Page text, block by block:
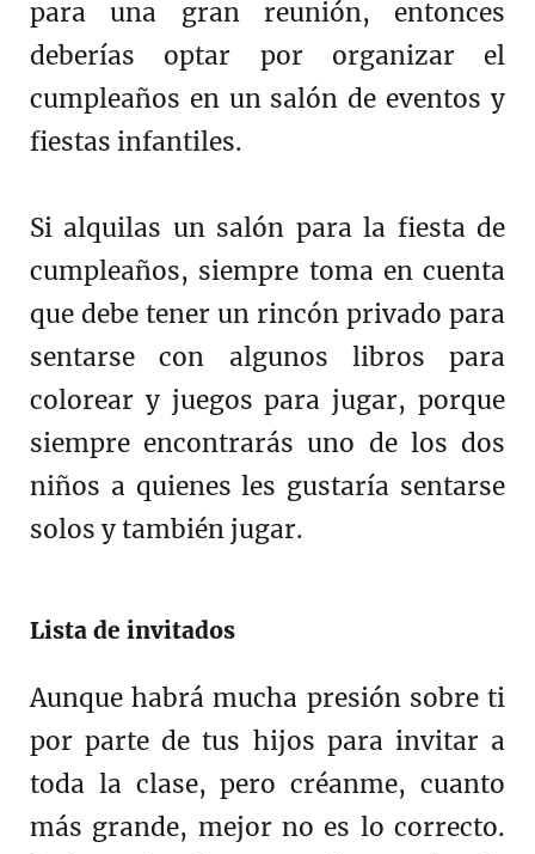
para una gran reunión, entonces
deberías optar por organizar el
cumpleaños en un salón de eventos y
fiestas infantiles.
Si alquilas un salón para la fiesta de
cumpleaños, siempre toma en cuenta
que debe tener un rincón privado para
sentarse con algunos libros para
colorear y juegos para jugar, porque
siempre encontrarás uno de los dos
niños a quienes les gustaría sentarse
solos y también jugar.
Lista de invitados
Aunque habrá mucha presión sobre ti
por parte de tus hijos para invitar a
toda la clase, pero créanme, cuanto
más grande, mejor no es lo correcto.